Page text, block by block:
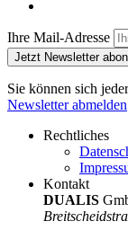
Ihre Mail-Adresse
Jetzt Newsletter
Sie können sich
Newsletter abmelden
Rechtliches
Kontakt
DUALIS